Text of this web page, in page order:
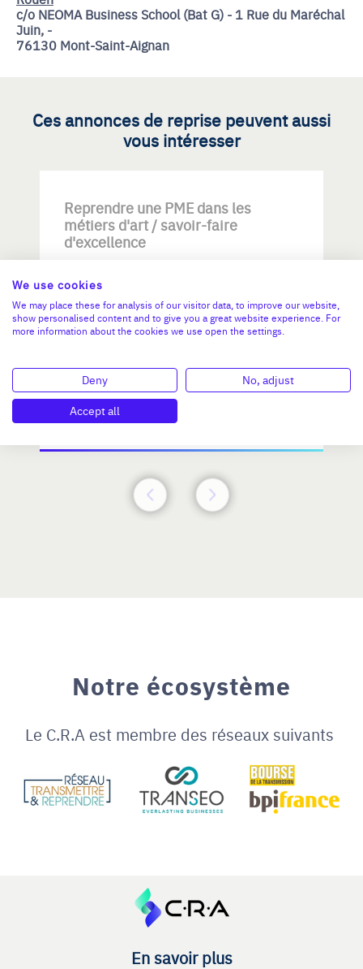
c/o NEOMA Business School (Bat G) - 1 Rue du Maréchal
Juin, -
76130 Mont-Saint-Aignan
Ces annonces de reprise peuvent aussi
vous intéresser
Reprendre une PME dans les
métiers d'art / savoir-faire
d'excellence
Investissement max:
>2 M€ et <= 5 M€
Notre écosystème
Le C.R.A est membre des réseaux suivants
En savoir plus
We use cookies
We may place these for analysis of our visitor data, to improve our website,
show personalised content and to give you a great website experience. For
more information about the cookies we use open the settings.
Deny
No, adjust
Accept all